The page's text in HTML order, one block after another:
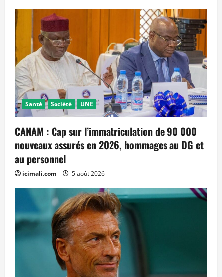
Santé Société UNE
CANAM : Cap sur l’immatriculation de 90 000
nouveaux assurés en 2026, hommages au DG et
au personnel
icimali.com 5 août 2026